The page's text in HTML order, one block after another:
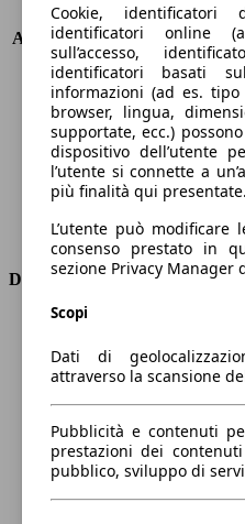
KW (PS)
Accelerazione (0-100 km/h)
Velocità massima (km/h)
Numero di marce
9
Coppia
Cilindrata
Carburante
Cilindri
4
Trasmissione
Tipo di trazione
Dimensioni
Altezza
Larghezza
Peso massimo
Carico massimo
Porte
Sedili
Cookie,
identificatori online
sull’accesso,
identificatori basati
informazioni (ad es.
browser, lingua,
supportate, ecc.)
dispositivo dell’utente
l’utente si connette a
più finalità qui presentate.
L’utente può
consenso prestato in
sezione Privacy Manager
Scopi
Dati di
attraverso la scansione
Pubblicità e contenuti
prestazioni dei
pubblico, sviluppo di